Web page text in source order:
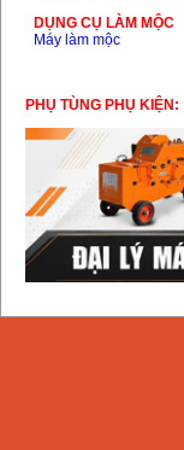
DỤNG CỤ LÀM MỘC
Máy làm mộc
PHỤ TÙNG PHỤ KIỆN: